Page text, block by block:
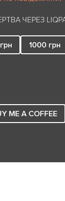
ЧЕРЕЗ
грн 1000 грн
ME A COFFEE